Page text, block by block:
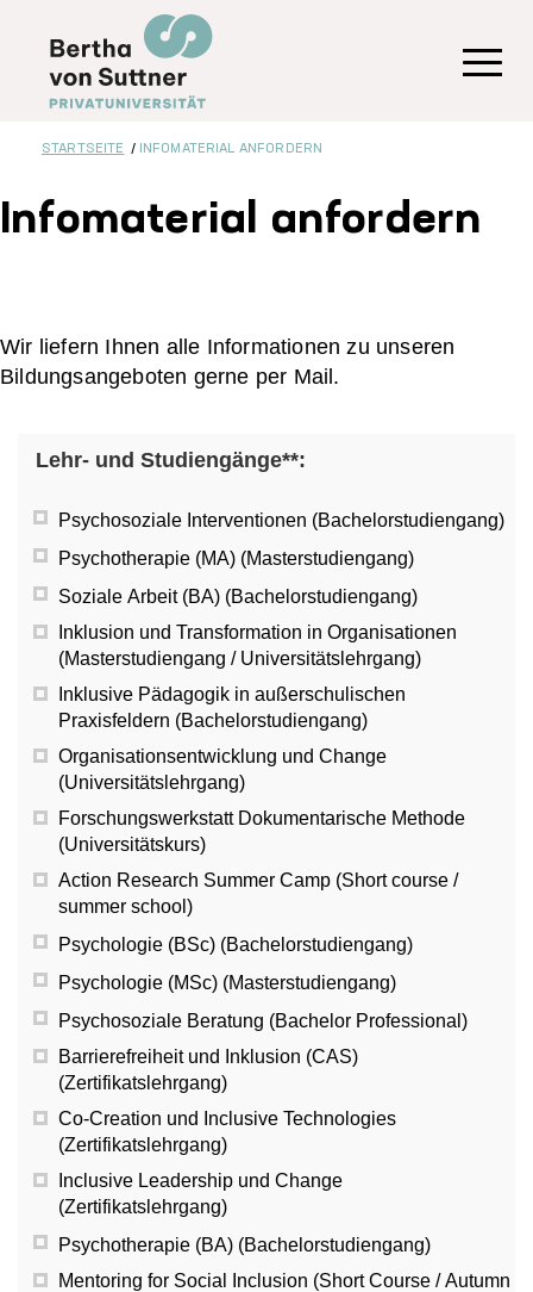
Inhalt
STARTSEITE INFOMATERIAL ANFORDERN
Infomaterial anfordern
Wir liefern Ihnen alle Informationen zu unseren
Bildungsangeboten gerne per Mail.
Lehr- und Studiengänge**:
Psychosoziale Interventionen (Bachelorstudiengang)
Psychotherapie (MA) (Masterstudiengang)
Soziale Arbeit (BA) (Bachelorstudiengang)
Inklusion und Transformation in Organisationen
(Masterstudiengang / Universitätslehrgang)
Inklusive Pädagogik in außerschulischen
Praxisfeldern (Bachelorstudiengang)
Organisationsentwicklung und Change
(Universitätslehrgang)
Forschungswerkstatt Dokumentarische Methode
(Universitätskurs)
Action Research Summer Camp (Short course /
summer school)
Psychologie (BSc) (Bachelorstudiengang)
Psychologie (MSc) (Masterstudiengang)
Psychosoziale Beratung (Bachelor Professional)
Barrierefreiheit und Inklusion (CAS)
(Zertifikatslehrgang)
Co-Creation und Inclusive Technologies
(Zertifikatslehrgang)
Inclusive Leadership und Change
(Zertifikatslehrgang)
Psychotherapie (BA) (Bachelorstudiengang)
Mentoring for Social Inclusion (Short Course / Autumn